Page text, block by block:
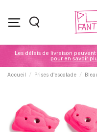
Les délais de livraison
pour en savoir
Accueil Prises d'escalade